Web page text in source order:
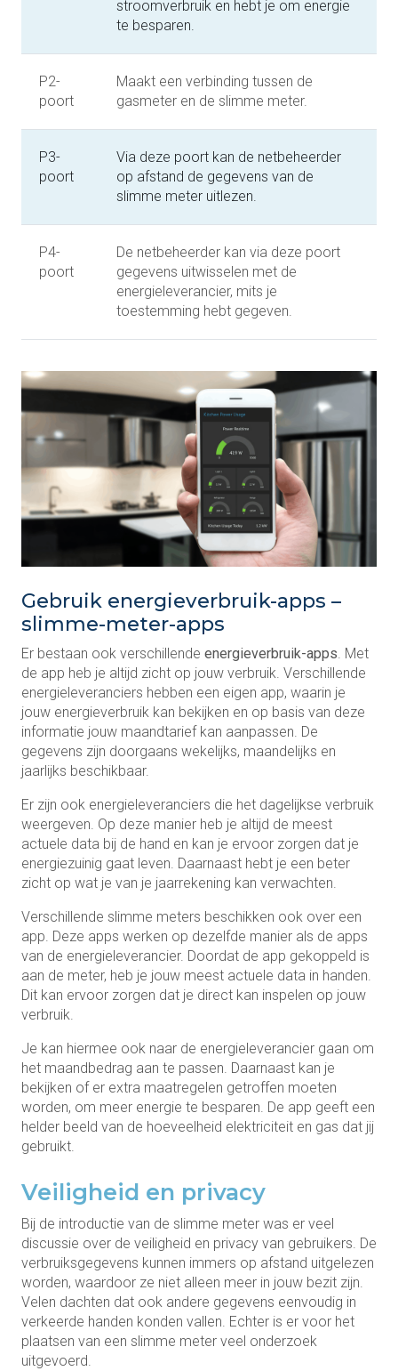
stroomverbruik en hebt je om energie
te besparen.
P2-
poort
Maakt een verbinding tussen de
gasmeter en de slimme meter.
P3-
poort
Via deze poort kan de netbeheerder
op afstand de gegevens van de
slimme meter uitlezen.
P4-
poort
De netbeheerder kan via deze poort
gegevens uitwisselen met de
energieleverancier, mits je
toestemming hebt gegeven.
Gebruik energieverbruik-apps –
slimme-meter-apps
Er bestaan ook verschillende energieverbruik-apps. Met
de app heb je altijd zicht op jouw verbruik. Verschillende
energieleveranciers hebben een eigen app, waarin je
jouw energieverbruik kan bekijken en op basis van deze
informatie jouw maandtarief kan aanpassen. De
gegevens zijn doorgaans wekelijks, maandelijks en
jaarlijks beschikbaar.
Er zijn ook energieleveranciers die het dagelijkse verbruik
weergeven. Op deze manier heb je altijd de meest
actuele data bij de hand en kan je ervoor zorgen dat je
energiezuinig gaat leven. Daarnaast hebt je een beter
zicht op wat je van je jaarrekening kan verwachten.
Verschillende slimme meters beschikken ook over een
app. Deze apps werken op dezelfde manier als de apps
van de energieleverancier. Doordat de app gekoppeld is
aan de meter, heb je jouw meest actuele data in handen.
Dit kan ervoor zorgen dat je direct kan inspelen op jouw
verbruik.
Je kan hiermee ook naar de energieleverancier gaan om
het maandbedrag aan te passen. Daarnaast kan je
bekijken of er extra maatregelen getroffen moeten
worden, om meer energie te besparen. De app geeft een
helder beeld van de hoeveelheid elektriciteit en gas dat jij
gebruikt.
Veiligheid en privacy
Bij de introductie van de slimme meter was er veel
discussie over de veiligheid en privacy van gebruikers. De
verbruiksgegevens kunnen immers op afstand uitgelezen
worden, waardoor ze niet alleen meer in jouw bezit zijn.
Velen dachten dat ook andere gegevens eenvoudig in
verkeerde handen konden vallen. Echter is er voor het
plaatsen van een slimme meter veel onderzoek
uitgevoerd.